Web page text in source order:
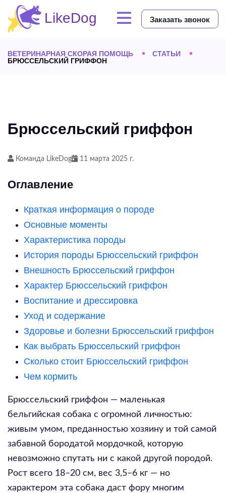
Заказать звонок
ВЕТЕРИНАРНАЯ СКОРАЯ ПОМОЩЬ
СТАТЬИ
БРЮССЕЛЬСКИЙ ГРИФФОН
Брюссельский гриффон
Команда LikeDog 11 марта 2025 г.
Оглавление
Краткая информация о породе
Основные моменты
Характеристика породы
История породы Брюссельский гриффон
Внешность Брюссельский гриффон
Характер Брюссельский гриффон
Воспитание и дрессировка
Уход и содержание
Здоровье и болезни Брюссельский гриффон
Как выбрать Брюссельский гриффон
Сколько стоит Брюссельский гриффон
Чем кормить
Брюссельский гриффон — маленькая
бельгийская собака с огромной личностью:
живым умом, преданностью хозяину и той самой
забавной бородатой мордочкой, которую
невозможно спутать ни с какой другой породой.
Рост всего 18–20 см, вес 3,5–6 кг — но
характером эта собака даст фору многим